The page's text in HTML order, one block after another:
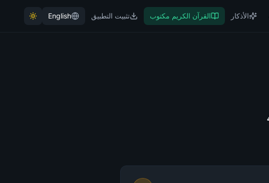
الأذكار القرآن الكريم مكتوب تثبيت التطبيق English